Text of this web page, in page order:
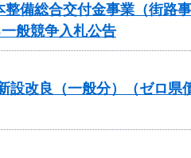
備総合交付金事業（街路
般競争入札公告
改良（一般分）（ゼロ